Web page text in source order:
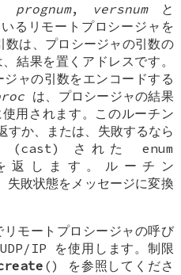
prognum, versnumと
るリモートプロシージャを
数は、プロシージャの引数の
結果を置くアドレスです。
ャの引数をエンコードする
は、プロシージャの結果
用されます。このルーチン
か、または、失敗するなら
(cast) された enum
返します。ルーチン
敗状態をメッセージに変換
モートプロシージャの呼び
IP を使用します。制限
() を参照してくださ